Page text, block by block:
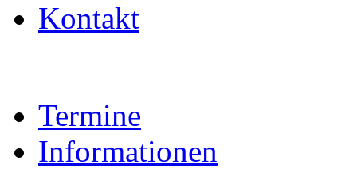
Kontakt
Termine
Informationen